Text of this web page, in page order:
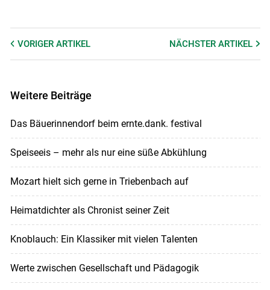
VORIGER ARTIKEL NÄCHSTERARTIKEL
Weitere Beiträge
Das Bäuerinnendorf beim ernte.dank. festival
Speiseeis – mehr als nur eine süße Abkühlung
Mozart hielt sich gerne in Triebenbach auf
Heimatdichter als Chronist seiner Zeit
Knoblauch: Ein Klassiker mit vielen Talenten
Werte zwischen Gesellschaft und Pädagogik